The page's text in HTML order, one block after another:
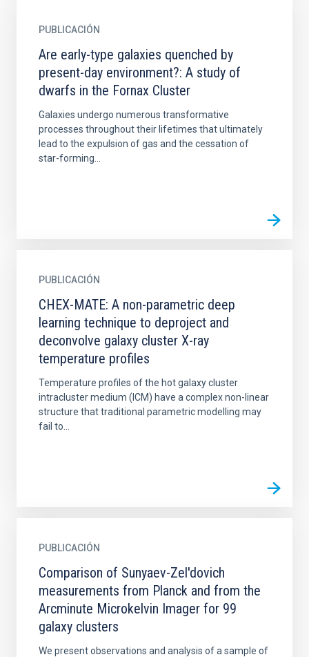
PUBLICACIÓN
Are early-type galaxies quenched by
present-day environment?: A study of
dwarfs in the Fornax Cluster
Galaxies undergo numerous transformative
processes throughout their lifetimes that ultimately
lead to the expulsion of gas and the cessation of
star-forming...
PUBLICACIÓN
CHEX-MATE: A non-parametric deep
learning technique to deproject and
deconvolve galaxy cluster X-ray
temperature profiles
Temperature profiles of the hot galaxy cluster
intracluster medium (ICM) have a complex non-linear
structure that traditional parametric modelling may
fail to...
PUBLICACIÓN
Comparison of Sunyaev-Zel'dovich
measurements from Planck and from the
Arcminute Microkelvin Imager for 99
galaxy clusters
We present observations and analysis of a sample of